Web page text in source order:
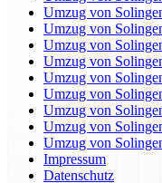
Umzug von
Umzug von
Umzug von
Umzug von
Umzug von
Umzug von
Umzug von
Umzug von
Umzug von
Impressum
Datenschutz